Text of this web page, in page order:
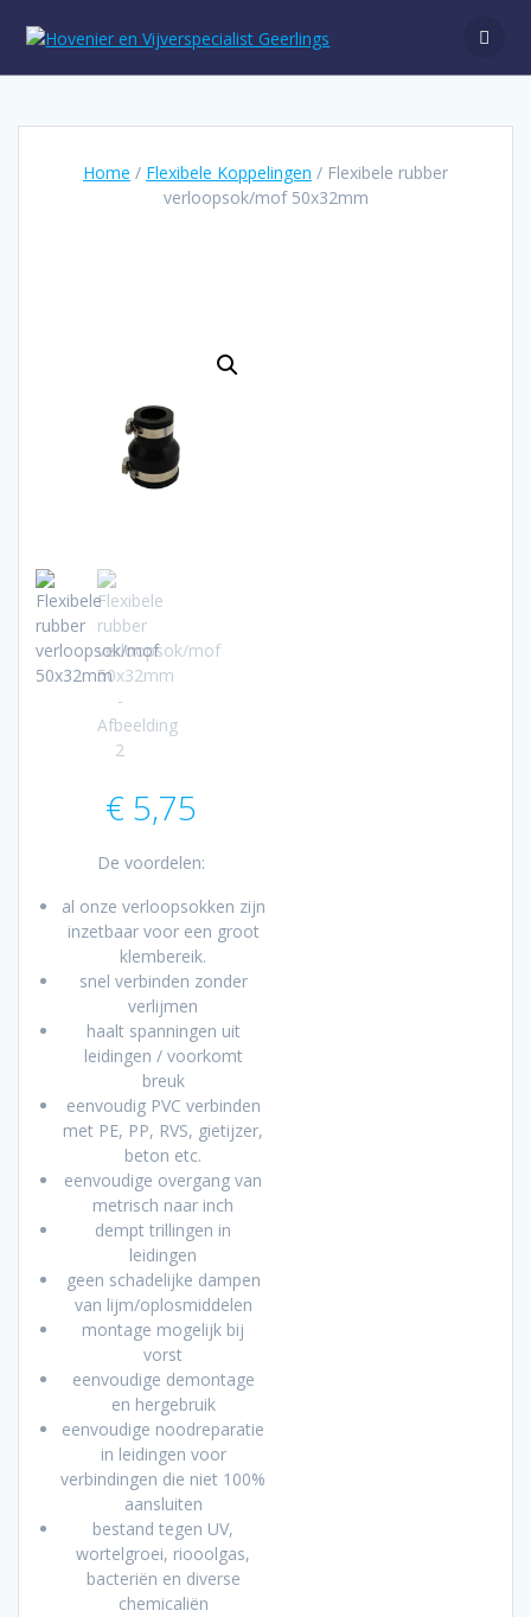
naar
Home / Flexibele Koppelingen / Flexibele rubber
verloopsok/mof 50x32mm
€5,75
De voordelen:
al onze verloopsokken zijn
inzetbaar voor een groot
klembereik.
snel verbinden zonder
verlijmen
haalt spanningen uit
leidingen / voorkomt
breuk
eenvoudig PVC verbinden
met PE, PP, RVS, gietijzer,
beton etc.
eenvoudige overgang van
metrisch naar inch
dempt trillingen in
leidingen
geen schadelijke dampen
van lijm/oplosmiddelen
montage mogelijk bij
vorst
eenvoudige demontage
en hergebruik
eenvoudige noodreparatie
in leidingen voor
verbindingen die niet 100%
aansluiten
bestand tegen UV,
wortelgroei, riooolgas,
bacteriën en diverse
chemicaliën